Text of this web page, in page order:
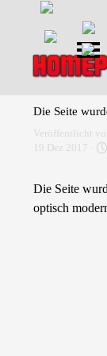
Direkt zum
Menü
Die Seite
Veröffentlicht
19 Dez 2017 ·
Die Seite
optisch